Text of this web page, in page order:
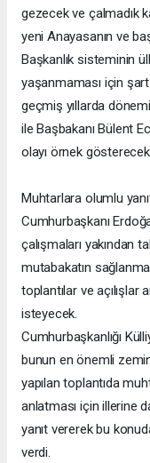
gezecek ve çalmadık
yeni Anayasanın ve
Başkanlık sisteminin
yaşanmaması için
geçmiş yıllarda
ile Başbakanı Bülent
olayı örnek
Muhtarlara olumlu
Cumhurbaşkanı
çalışmaları yakından
mutabakatın
toplantılar ve açılışlar
isteyecek.
Cumhurbaşkanlığı
bunun en önemli
yapılan toplantıda
anlatması için illerine
yanıt vererek bu
verdi.